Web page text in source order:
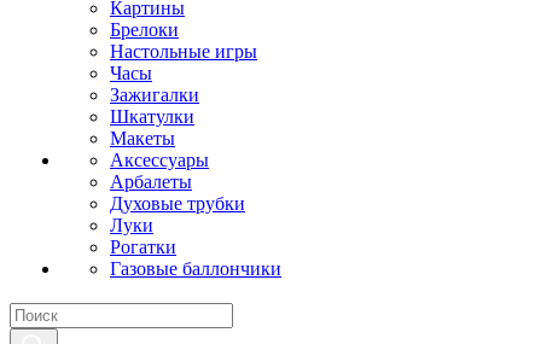
Картины
Брелоки
Настольные игры
Часы
Зажигалки
Шкатулки
Макеты
Аксессуары
Арбалеты
Духовые трубки
Луки
Рогатки
Газовые баллончики